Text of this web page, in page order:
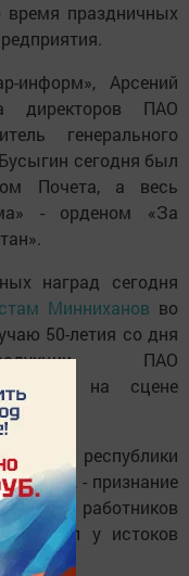
время праздничных
информ», Арсений
директоров ПАО
генерального
сегодня был
Почета, а весь
- орденом «За
наград сегодня
Минниханов во
50-летия со дня
ПАО
на сцене
лидер республики
- признание
работников
стоял у истоков